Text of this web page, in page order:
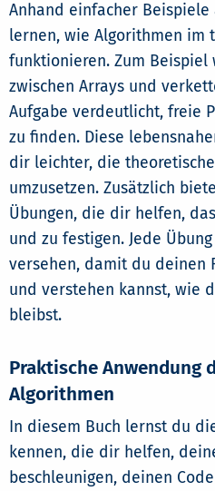
Anhand einfacher
lernen, wie Algorithmen im
funktionieren. Zum
zwischen Arrays und
Aufgabe verdeutlicht, freie
zu finden. Diese
dir leichter, die
umzusetzen. Zusätzlich
Übungen, die dir helfen,
und zu festigen. Jede
versehen, damit du deinen
und verstehen kannst, wie
bleibst.
Praktische Anwendung
Algorithmen
In diesem Buch lernst du
kennen, die dir helfen,
beschleunigen, deinen